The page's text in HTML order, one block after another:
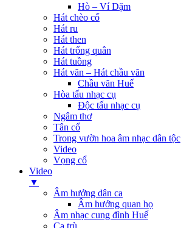
Hò – Ví Dặm
Hát chèo cổ
Hát ru
Hát then
Hát trống quân
Hát tuồng
Hát văn – Hát chầu văn
Chầu văn Huế
Hòa tấu nhạc cụ
Độc tấu nhạc cụ
Ngâm thơ
Tân cổ
Trong vườn hoa âm nhạc dân tộc
Video
Vọng cổ
Video
▼
Âm hưởng dân ca
Âm hưởng quan họ
Âm nhạc cung đình Huế
Ca trù